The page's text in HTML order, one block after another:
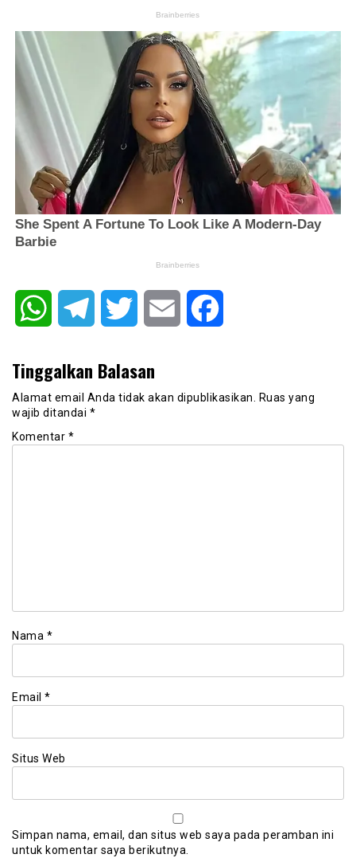
WhatsAppTelegram Twitter Email
Tinggalkan Balasan
Alamat email Anda tidak akan dipublikasikan. Ruas yang
wajib ditandai *
Komentar *
Nama *
Email *
Situs Web
Simpan nama, email, dan situs web saya pada peramban ini
untuk komentar saya berikutnya.